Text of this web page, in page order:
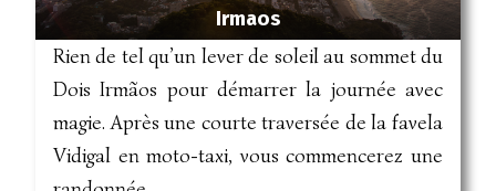
Irmaos
Rien de tel qu’un lever de soleil au sommet du
Dois Irmãos pour démarrer la journée avec
magie. Après une courte traversée de la favela
Vidigal en moto-taxi, vous commencerez une